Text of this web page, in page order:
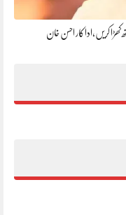
کھڑا کریں،اداکار احسن خان